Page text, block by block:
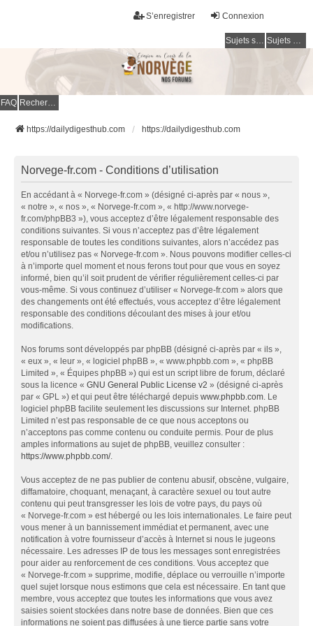
Connexion
S’enregistrer
Sujets sans réponse Sujets actifs
FAQ Rechercher
https://dailydigesthub.com https://dailydigesthub.com
Norvege-fr.com - Conditions d’utilisation
En accédant à « Norvege-fr.com » (désigné ci-après par « nous »,
« notre », « nos », « Norvege-fr.com », « http://www.norvege-
fr.com/phpBB3 »), vous acceptez d’être légalement responsable des
conditions suivantes. Si vous n’acceptez pas d’être légalement
responsable de toutes les conditions suivantes, alors n’accédez pas
et/ou n’utilisez pas « Norvege-fr.com ». Nous pouvons modifier celles-ci
à n’importe quel moment et nous ferons tout pour que vous en soyez
informé, bien qu’il soit prudent de vérifier régulièrement celles-ci par
vous-même. Si vous continuez d’utiliser « Norvege-fr.com » alors que
des changements ont été effectués, vous acceptez d’être légalement
responsable des conditions découlant des mises à jour et/ou
modifications.
Nos forums sont développés par phpBB (désigné ci-après par « ils »,
« eux », « leur », « logiciel phpBB », « www.phpbb.com », « phpBB
Limited », « Équipes phpBB ») qui est un script libre de forum, déclaré
sous la licence « GNU General Public License v2 » (désigné ci-après
par « GPL ») et qui peut être téléchargé depuis www.phpbb.com. Le
logiciel phpBB facilite seulement les discussions sur Internet. phpBB
Limited n’est pas responsable de ce que nous acceptons ou
n’acceptons pas comme contenu ou conduite permis. Pour de plus
amples informations au sujet de phpBB, veuillez consulter :
https://www.phpbb.com/.
Vous acceptez de ne pas publier de contenu abusif, obscène, vulgaire,
diffamatoire, choquant, menaçant, à caractère sexuel ou tout autre
contenu qui peut transgresser les lois de votre pays, du pays où
« Norvege-fr.com » est hébergé ou les lois internationales. Le faire peut
vous mener à un bannissement immédiat et permanent, avec une
notification à votre fournisseur d’accès à Internet si nous le jugeons
nécessaire. Les adresses IP de tous les messages sont enregistrées
pour aider au renforcement de ces conditions. Vous acceptez que
« Norvege-fr.com » supprime, modifie, déplace ou verrouille n’importe
quel sujet lorsque nous estimons que cela est nécessaire. En tant que
membre, vous acceptez que toutes les informations que vous avez
saisies soient stockées dans notre base de données. Bien que ces
informations ne soient pas diffusées à une tierce partie sans votre